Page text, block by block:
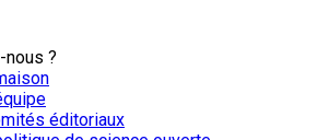
nous ?
éditoriaux